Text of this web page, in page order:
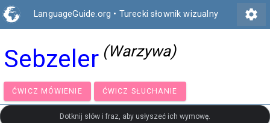
LanguageGuide.org • Turecki słownik wizualny settings
Sebzeler (Warzywa)
ĆWICZ MÓWIENIE ĆWICZ SŁUCHANIE
Dotknij słów i fraz, aby usłyszeć ich wymowę.